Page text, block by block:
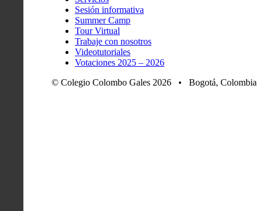
Sesión informativa
Summer Camp
Tour Virtual
Trabaje con nosotros
Videotutoriales
Votaciones 2025 – 2026
© Colegio Colombo Gales 2026 • Bogotá, Colombia